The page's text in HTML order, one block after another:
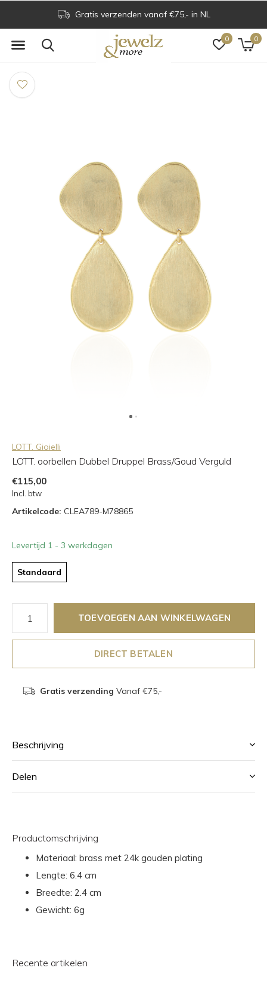
0 0
Gratis verzenden vanaf €75,- in NL
LOTT. Gioielli
LOTT. oorbellen Dubbel Druppel Brass/Goud Verguld
€115,00
Incl. btw
Artikelcode: CLEA789-M78865
Levertijd 1 - 3 werkdagen
Standaard
TOEVOEGEN AAN WINKELWAGEN
DIRECT BETALEN
Gratis verzending Vanaf €75,-
Beschrijving
Delen
Productomschrijving
Materiaal: brass met 24k gouden plating
Lengte: 6.4 cm
Breedte: 2.4 cm
Gewicht: 6g
Recente artikelen